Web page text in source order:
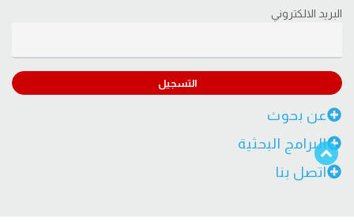
البريد الالكتروني
التسجيل
عن بحوث
البرامج البحثية
اتصل بنا